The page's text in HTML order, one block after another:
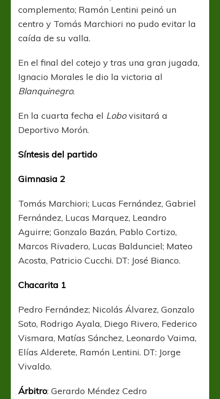
complemento; Ramón Lentini peinó un
centro y Tomás Marchiori no pudo evitar la
caída de su valla.
En el final del cotejo y tras una gran jugada,
Ignacio Morales le dio la victoria al
Blanquinegro.
En la cuarta fecha el Lobovisitará a
Deportivo Morón.
Síntesis del partido
Gimnasia 2
Tomás Marchiori; Lucas Fernández, Gabriel
Fernández, Lucas Marquez, Leandro
Aguirre; Gonzalo Bazán, Pablo Cortizo,
Marcos Rivadero, Lucas Baldunciel; Mateo
Acosta, Patricio Cucchi. DT: José Bianco.
Chacarita 1
Pedro Fernández; Nicolás Álvarez, Gonzalo
Soto, Rodrigo Ayala, Diego Rivero, Federico
Vismara, Matías Sánchez, Leonardo Vaima,
Elías Alderete, Ramón Lentini. DT: Jorge
Vivaldo.
Árbitro: Gerardo Méndez Cedro